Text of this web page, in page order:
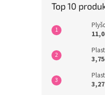
Top 10